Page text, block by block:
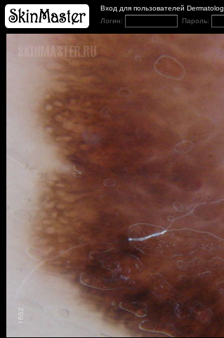
Вход для пользователей
Логин:
Пароль: